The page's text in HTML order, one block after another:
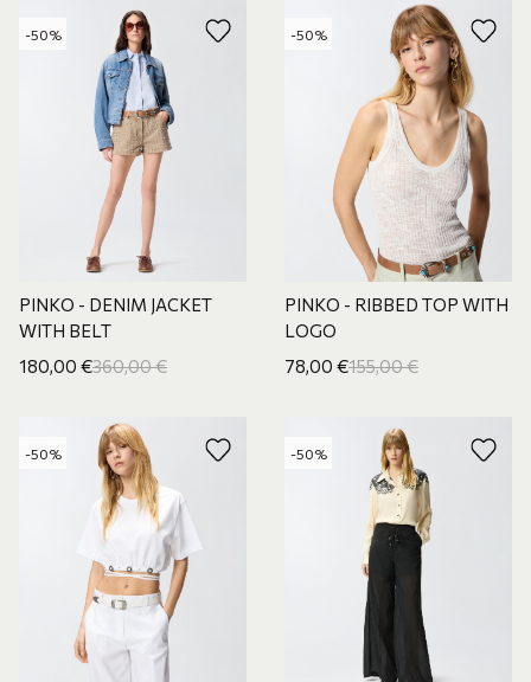
-50%
PINKO - DENIM JACKET
WITH BELT
180,00 €360,00€
-50%
PINKO - RIBBED TOP WITH
LOGO
78,00 €155,00€
-50% -50%